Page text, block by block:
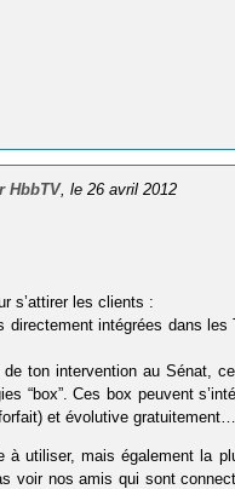
HbbTV, le 26 avril 2012
s’attirer les clients :
intégrées dans
ton intervention au Sénat,
“box”. Ces box peuvent
et évolutive gratuitement…
utiliser, mais également la
voir nos amis qui sont